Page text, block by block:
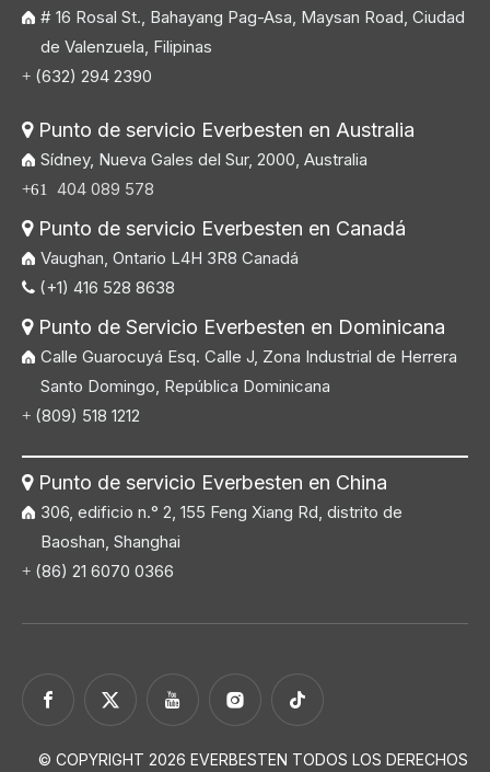
# 16 Rosal St., Bahayang Pag-Asa, Maysan Road, Ciudad
de Valenzuela, Filipinas
+ (632) 294 2390
Punto de servicio Everbesten en Australia
Sídney, Nueva Gales del Sur, 2000, Australia
+61 404 089 578
Punto de servicio Everbesten en Canadá
Vaughan, Ontario L4H 3R8 Canadá
 (+1) 416 528 8638
Punto de Servicio Everbesten en Dominicana
Calle Guarocuyá Esq. Calle J, Zona Industrial de Herrera
Santo Domingo, República Dominicana
+ (809) 518 1212
Punto de servicio Everbesten en China
306, edificio n.° 2, 155 Feng Xiang Rd, distrito de
Baoshan, Shanghai
+ (86) 21 6070 0366
© COPYRIGHT 2026 EVERBESTEN TODOS LOS DERECHOS